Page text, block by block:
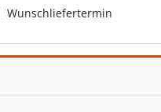
Wunschliefertermin